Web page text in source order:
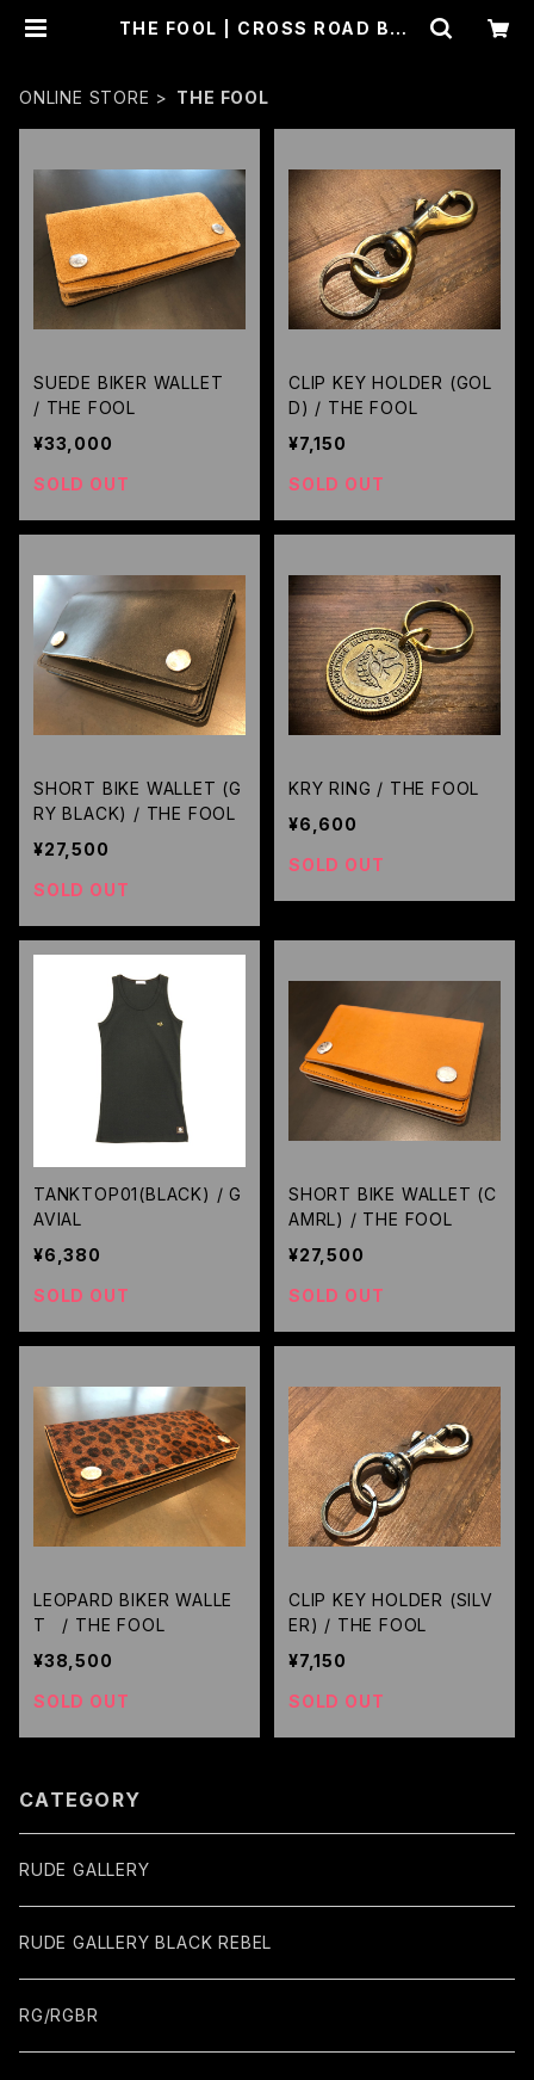
THE FOOL | CROSS ROAD BLU
ONLINE STORE THE FOOL
SUEDE BIKER WALLET
/ THE FOOL
¥33,000
SOLD OUT
CLIP KEY HOLDER (GOL
D) / THE FOOL
¥7,150
SOLD OUT
SHORT BIKE WALLET (G
RY BLACK) / THE FOOL
¥27,500
SOLD OUT
KRY RING / THE FOOL
¥6,600
SOLD OUT
TANKTOP01(BLACK) / G
AVIAL
¥6,380
SOLD OUT
SHORT BIKE WALLET (C
AMRL) / THE FOOL
¥27,500
SOLD OUT
LEOPARD BIKER WALLE
T / THE FOOL
¥38,500
SOLD OUT
CLIP KEY HOLDER (SILV
ER) / THE FOOL
¥7,150
SOLD OUT
CATEGORY
RUDE GALLERY
RUDE GALLERY BLACK REBEL
RG/RGBR